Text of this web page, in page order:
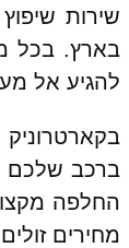
בארץ. בכל
להגיע אל
ברכב שלכם
החלפה
מחירים